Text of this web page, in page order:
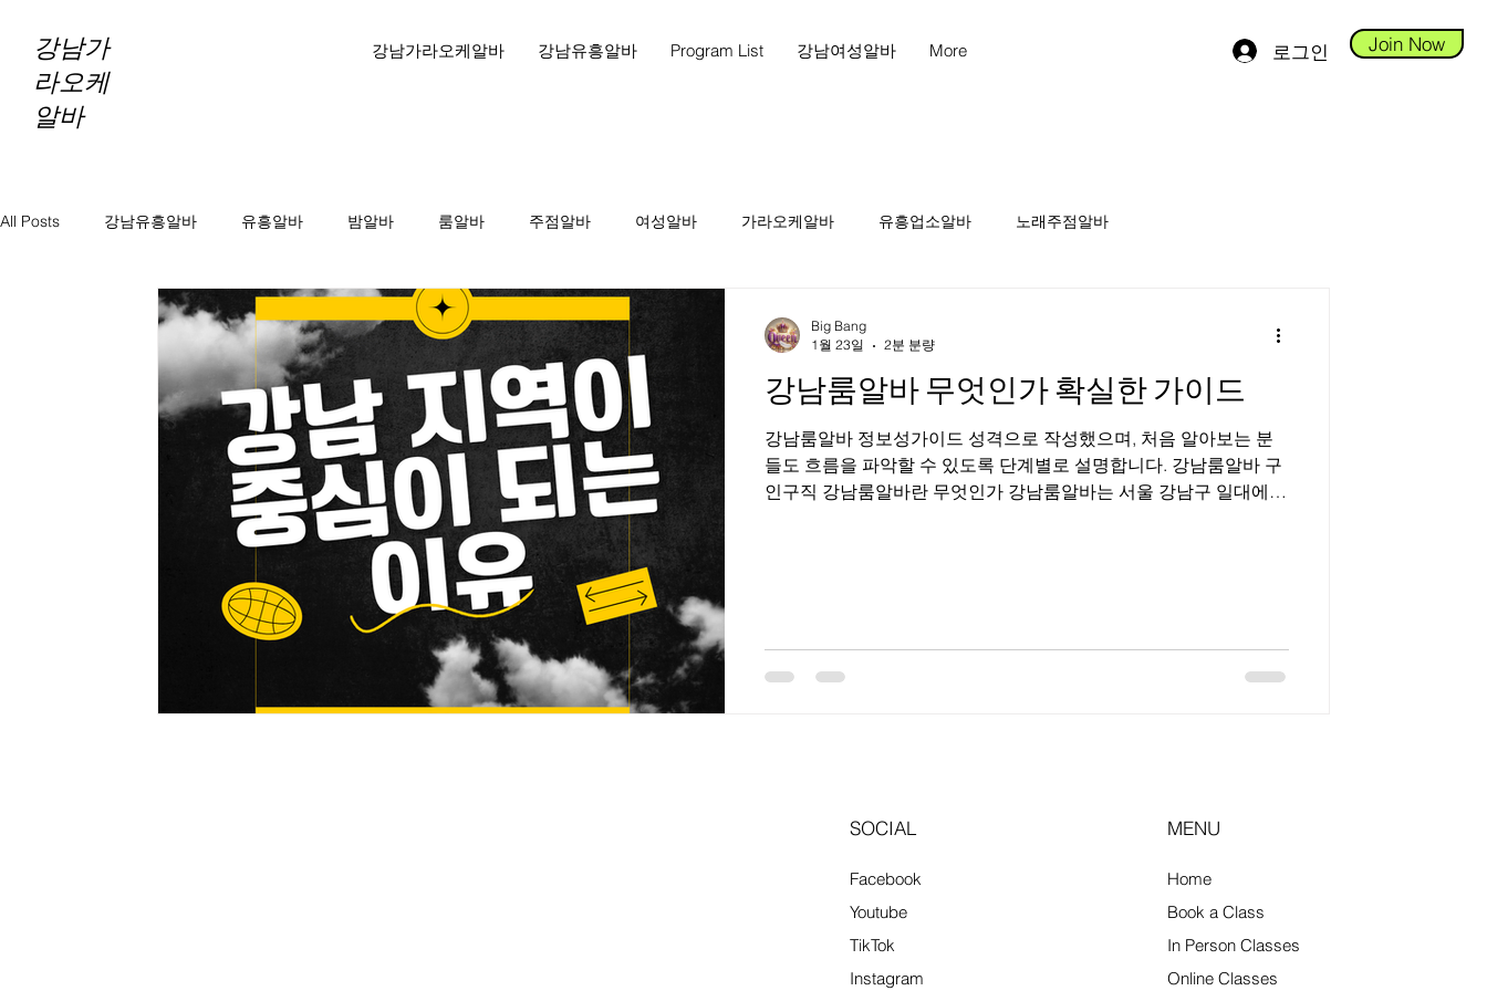
강남가
라오케
알바
강남가라오케알바 강남유흥알바 Program List 강남여성알바 More 로그인 Join Now
All Posts 강남유흥알바 유흥알바 밤알바 룸알바 주점알바 여성알바 가라오케알바 유흥업소알바 노래주점알바
노래방보도 천안마사지알바
스웨디시알바 테라피알바 테라피구인 테라피1인샵 당진스웨디시알바 당진스웨디시구인 당진테라피알바
당진1인샵테라피알바 당진1인샵테라피구인 마사지구인
강남룸알바 무엇인가 확실한 가이드
강남룸알바 정보성가이드 성격으로 작성했으며, 처음 알아보는 분
들도 흐름을 파악할 수 있도록 단계별로 설명합니다. 강남룸알바 구
인구직 강남룸알바란 무엇인가 강남룸알바는 서울 강남구 일대에서
수입 구조가 달라진다. 강남 지역이 중심이 되는 이유 강남은 유흥
수요가 꾸준하고 소비 단가가 높은 지역으로 꼽힌다. 특히 청담동 ,
Big Bang
1월 23일
2분 분량
SOCIAL
Facebook
Youtube
TikTok
Instagram
MENU
Home
Book a Class
In Person Classes
Online Classes